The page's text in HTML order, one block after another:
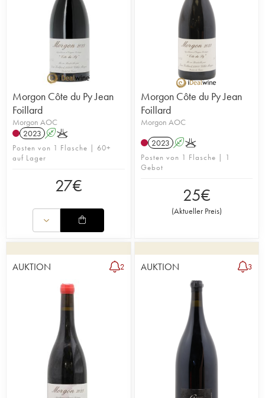
Morgon Côte du Py Jean
Foillard
Morgon AOC
2023 AK
Posten von 1 Flasche | 60+
auf Lager
27€
Morgon Côte du Py Jean
Foillard
Morgon AOC
2023 AK
Posten von 1 Flasche | 1
Gebot
25€
(Aktueller Preis)
AUKTION 2 AUKTION 3